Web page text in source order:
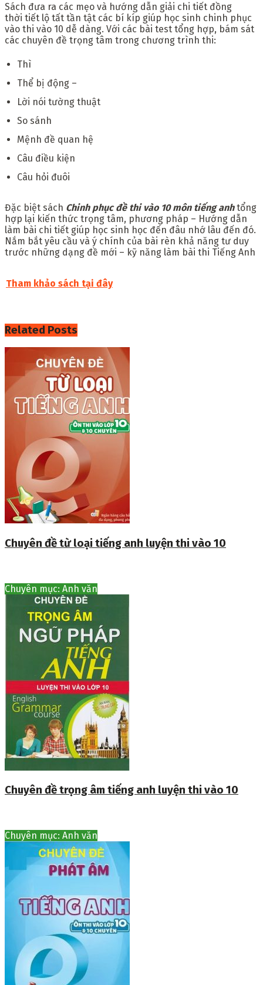
Sách đưa ra các mẹo và hướng dẫn giải chi tiết đồng
thời tiết lộ tất tần tật các bí kíp giúp học sinh chinh phục
vào thi vào 10 dễ dàng. Với các bài test tổng hợp, bám sát
các chuyên đề trọng tâm trong chương trình thi:
Thì
Thể bị động –
Lời nói tường thuật
So sánh
Mệnh đề quan hệ
Câu điều kiện
Câu hỏi đuôi
Đặc biệt sách Chinh phục đề thi vào 10 môn tiếng anhtổng
hợp lại kiến thức trọng tâm, phương pháp – Hướng dẫn
làm bài chi tiết giúp học sinh học đến đâu nhớ lâu đến đó.
Nắm bắt yêu cầu và ý chính của bài rèn khả năng tư duy
trước những dạng đề mới – kỹ năng làm bài thi Tiếng Anh
Tham khảo sách tại đây
Related Posts
Chuyên đề từ loại tiếng anh luyện thi vào 10
Chuyên mục: Anh văn
Chuyên đề trọng âm tiếng anh luyện thi vào 10
Chuyên mục: Anh văn